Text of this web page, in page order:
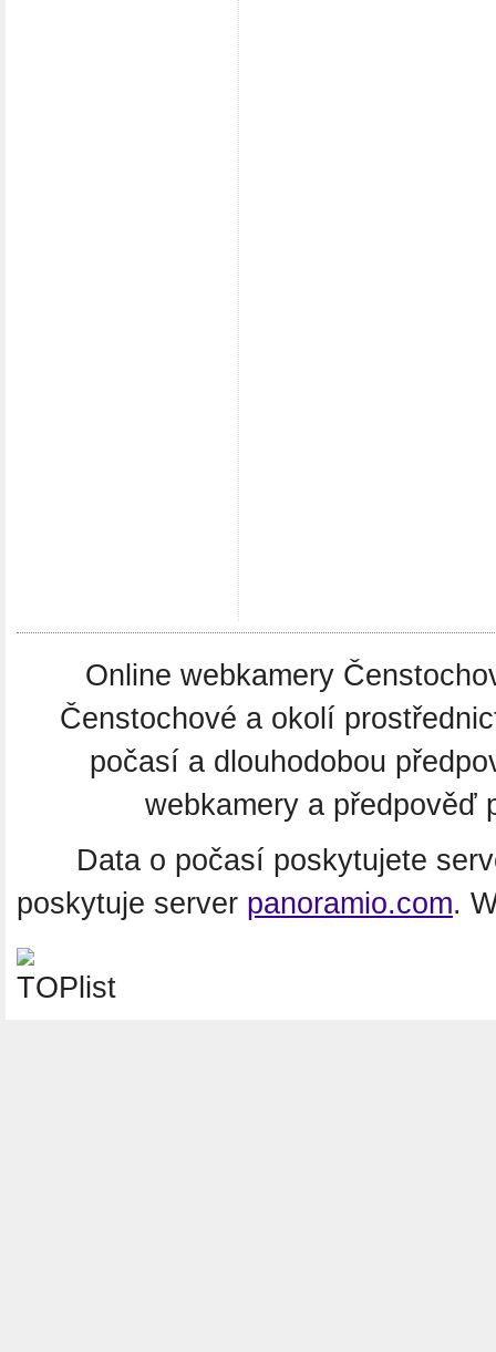
Online webkamery
Čenstochové a okolí
počasí a dlouhodobou
webkamery a předpověď
Data o počasí poskytujete
poskytuje server panoramio.com.